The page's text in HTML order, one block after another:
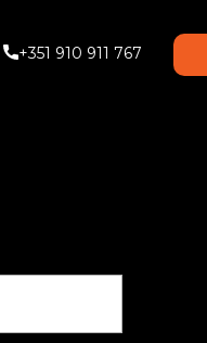
+351 910 911 767